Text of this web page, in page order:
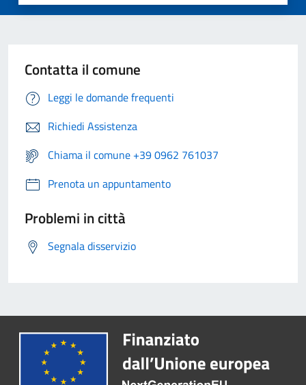
Contatta il comune
Leggi le domande frequenti
Richiedi Assistenza
Chiama il comune +39 0962 761037
Prenota un appuntamento
Problemi in città
Segnala disservizio